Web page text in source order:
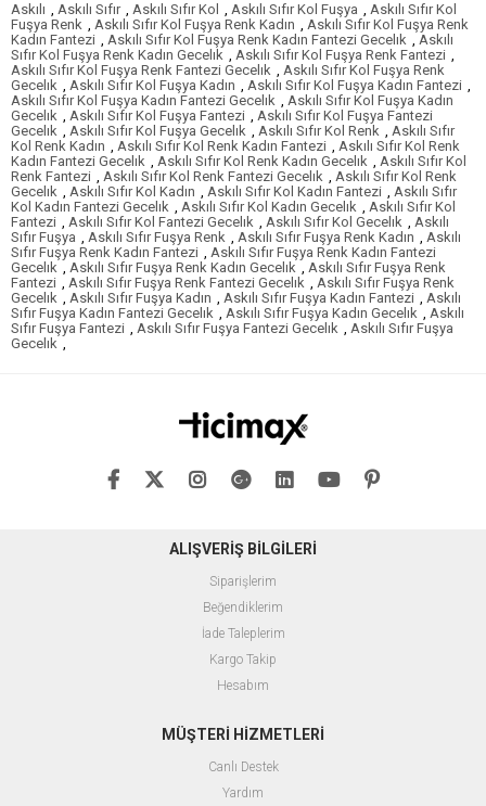
Askılı , Askılı Sıfır , Askılı Sıfır Kol , Askılı Sıfır Kol Fuşya , Askılı Sıfır Kol
Fuşya Renk , Askılı Sıfır Kol Fuşya Renk Kadın , Askılı Sıfır Kol Fuşya Renk
Kadın Fantezi , Askılı Sıfır Kol Fuşya Renk Kadın Fantezi Gecelık , Askılı
Sıfır Kol Fuşya Renk Kadın Gecelık , Askılı Sıfır Kol Fuşya Renk Fantezi ,
Askılı Sıfır Kol Fuşya Renk Fantezi Gecelık , Askılı Sıfır Kol Fuşya Renk
Gecelık , Askılı Sıfır Kol Fuşya Kadın , Askılı Sıfır Kol Fuşya Kadın Fantezi ,
Askılı Sıfır Kol Fuşya Kadın Fantezi Gecelık , Askılı Sıfır Kol Fuşya Kadın
Gecelık , Askılı Sıfır Kol Fuşya Fantezi , Askılı Sıfır Kol Fuşya Fantezi
Gecelık , Askılı Sıfır Kol Fuşya Gecelık , Askılı Sıfır Kol Renk , Askılı Sıfır
Kol Renk Kadın , Askılı Sıfır Kol Renk Kadın Fantezi , Askılı Sıfır Kol Renk
Kadın Fantezi Gecelık , Askılı Sıfır Kol Renk Kadın Gecelık , Askılı Sıfır Kol
Renk Fantezi , Askılı Sıfır Kol Renk Fantezi Gecelık , Askılı Sıfır Kol Renk
Gecelık , Askılı Sıfır Kol Kadın , Askılı Sıfır Kol Kadın Fantezi , Askılı Sıfır
Kol Kadın Fantezi Gecelık , Askılı Sıfır Kol Kadın Gecelık , Askılı Sıfır Kol
Fantezi , Askılı Sıfır Kol Fantezi Gecelık , Askılı Sıfır Kol Gecelık , Askılı
Sıfır Fuşya , Askılı Sıfır Fuşya Renk , Askılı Sıfır Fuşya Renk Kadın , Askılı
Sıfır Fuşya Renk Kadın Fantezi , Askılı Sıfır Fuşya Renk Kadın Fantezi
Gecelık , Askılı Sıfır Fuşya Renk Kadın Gecelık , Askılı Sıfır Fuşya Renk
Fantezi , Askılı Sıfır Fuşya Renk Fantezi Gecelık , Askılı Sıfır Fuşya Renk
Gecelık , Askılı Sıfır Fuşya Kadın , Askılı Sıfır Fuşya Kadın Fantezi , Askılı
Sıfır Fuşya Kadın Fantezi Gecelık , Askılı Sıfır Fuşya Kadın Gecelık , Askılı
Sıfır Fuşya Fantezi , Askılı Sıfır Fuşya Fantezi Gecelık , Askılı Sıfır Fuşya
Gecelık ,
ALIŞVERİŞ BİLGİLERİ
Siparişlerim
Beğendiklerim
İade Taleplerim
Kargo Takip
Hesabım
MÜŞTERİ HİZMETLERİ
Canlı Destek
Yardım